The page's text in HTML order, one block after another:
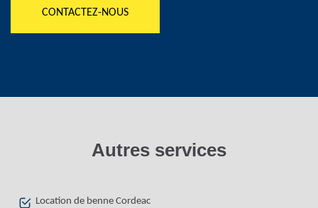
CONTACTEZ-NOUS
Autres services
Location de benne Cordeac